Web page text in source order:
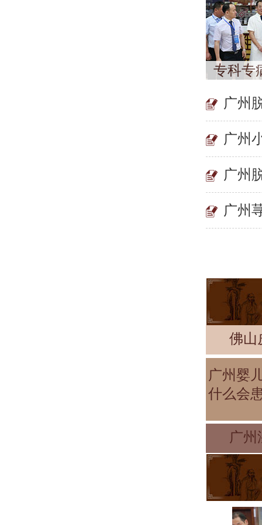
专科专
广州
广州
广州
广州
佛山
广州婴
什么会
广州